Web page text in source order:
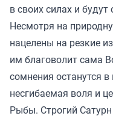
в своих силах и
Несмотря на
нацелены на резкие
им благоволит сама
сомнения останутся
несгибаемая воля и
Рыбы. Строгий